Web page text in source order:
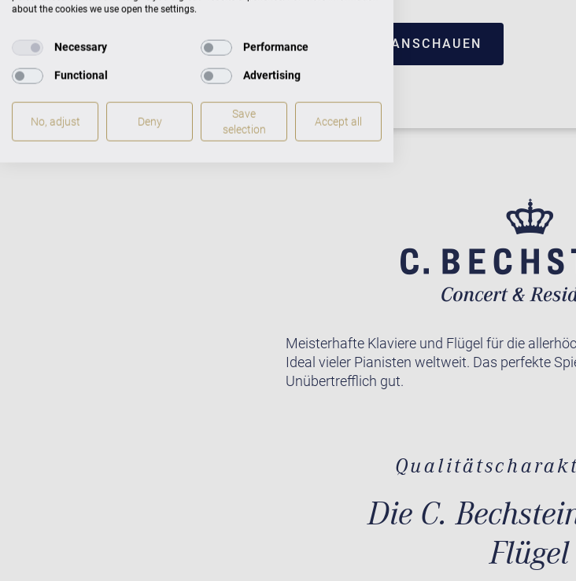
FLÜGEL IM CENTRUM ANSCHAUEN
Meisterhafte Klaviere und Flügel für die
Ideal vieler Pianisten weltweit. Das perfekte
Unübertrefflich gut.
Die C.
Flügel
about the cookies we use open the settings.
Necessary Performance
Functional Advertising
No, adjust Deny
Save
selection
Accept all